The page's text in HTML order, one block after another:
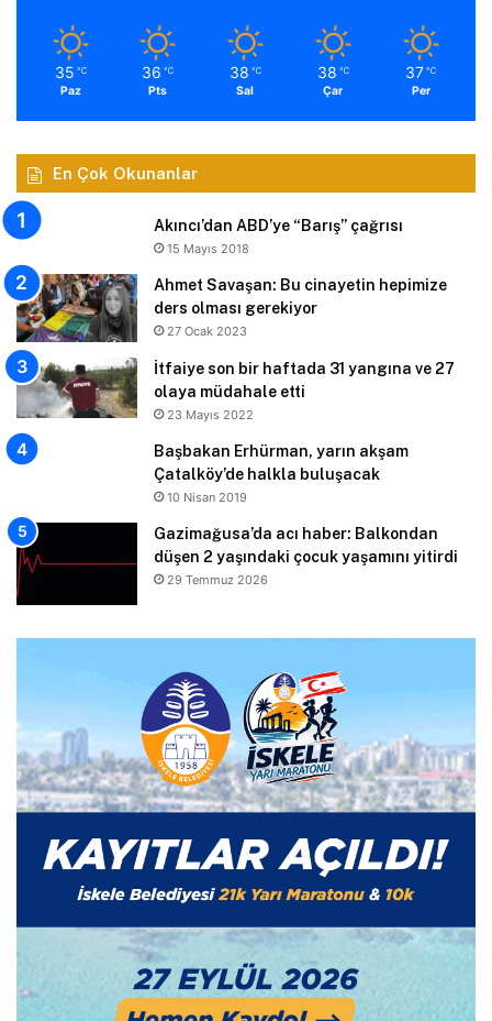
35 ℃
Paz
36 ℃
Pts
38 ℃
Sal
38 ℃
Çar
37 ℃
Per
En Çok Okunanlar
Akıncı’dan ABD’ye “Barış” çağrısı
15 Mayıs 2018
Ahmet Savaşan: Bu cinayetin hepimize
ders olması gerekiyor
27 Ocak 2023
İtfaiye son bir haftada 31 yangına ve 27
olaya müdahale etti
23 Mayıs 2022
Başbakan Erhürman, yarın akşam
Çatalköy’de halkla buluşacak
10 Nisan 2019
Gazimağusa’da acı haber: Balkondan
düşen 2 yaşındaki çocuk yaşamını yitirdi
29 Temmuz 2026